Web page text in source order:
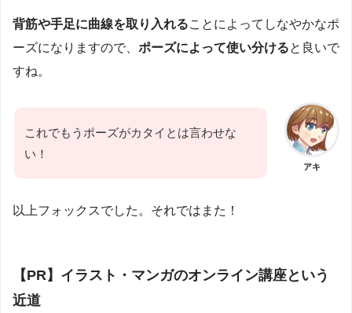
背筋や手足に曲線を取り入れることによってしなやかなポ
ーズになりますので、 ポーズによって使い分けると良いで
すね。
アキ
これでもうポーズがカタイとは言わせな
い！
以上フォックスでした。それではまた！
【PR】イラスト・マンガのオンライン講座という
近道